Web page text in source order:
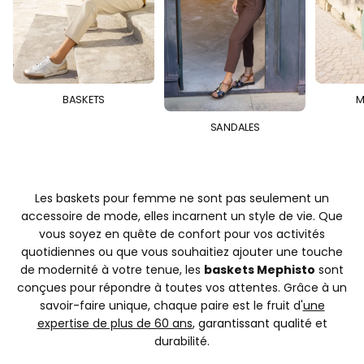
BASKETS
SANDALES
Les baskets pour femme ne sont pas seulement un
accessoire de mode, elles incarnent un style de vie. Que
vous soyez en quête de confort pour vos activités
quotidiennes ou que vous souhaitiez ajouter une touche
de modernité à votre tenue, les baskets Mephisto sont
conçues pour répondre à toutes vos attentes. Grâce à un
savoir-faire unique, chaque paire est le fruit d'une
expertise de plus de 60 ans, garantissant qualité et
durabilité.